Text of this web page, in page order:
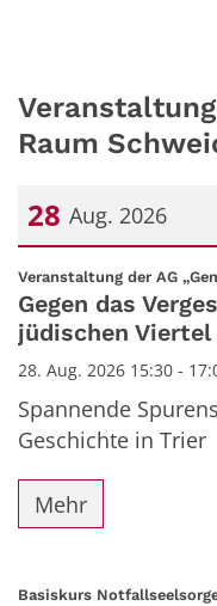
Raum
28 Aug. 2026
Datum: 28. August
Veranstaltung der AG
Gegen das
jüdischen
28. Aug. 2026 15:30 -
Spannende
Geschichte in Trier
Mehr
Basiskurs